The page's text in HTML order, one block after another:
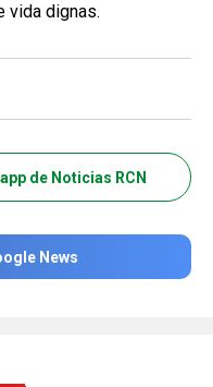
vida dignas.
de Noticias RCN
News